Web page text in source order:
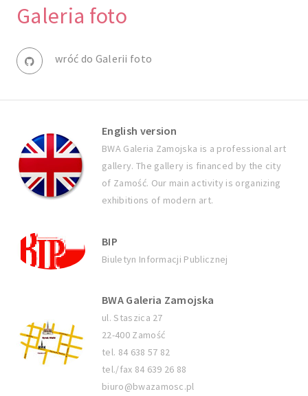
Galeria foto
wróć do Galerii foto
English version
BWA Galeria Zamojska is a professional art
gallery. The gallery is financed by the city
of Zamość. Our main activity is organizing
exhibitions of modern art.
BIP
Biuletyn Informacji Publicznej
BWA Galeria Zamojska
ul. Staszica 27
22-400 Zamość
tel. 84 638 57 82
tel./fax 84 639 26 88
biuro@bwazamosc.pl